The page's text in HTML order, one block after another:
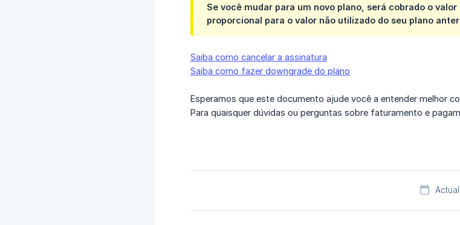
Se você mudar para um novo plano, será cobrado o
proporcional para o valor não utilizado do seu plano
Saiba como cancelar a assinatura
Saiba como fazer downgrade do plano
Esperamos que este documento ajude você a entender melhor
Para quaisquer dúvidas ou perguntas sobre faturamento e